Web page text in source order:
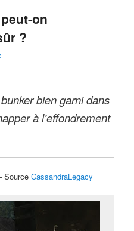
on
?
bien garni dans
à l’effondrement
SourceCassandraLegacy